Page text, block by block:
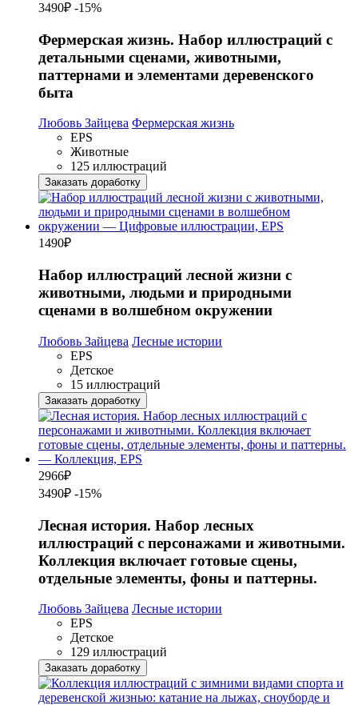
3490₽ -15%
Фермерская жизнь. Набор иллюстраций с
детальными сценами, животными,
паттернами и элементами деревенского
быта
Любовь Зайцева Фермерская жизнь
EPS
Животные
125 иллюстраций
Заказать доработку
1490₽
Набор иллюстраций лесной жизни с
животными, людьми и природными
сценами в волшебном окружении
Любовь Зайцева Лесные истории
EPS
Детское
15 иллюстраций
Заказать доработку
2966₽
3490₽ -15%
Лесная история. Набор лесных
иллюстраций с персонажами и животными.
Коллекция включает готовые сцены,
отдельные элементы, фоны и паттерны.
Любовь Зайцева Лесные истории
EPS
Детское
129 иллюстраций
Заказать доработку